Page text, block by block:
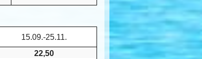
15.09.-25.11.
22,50